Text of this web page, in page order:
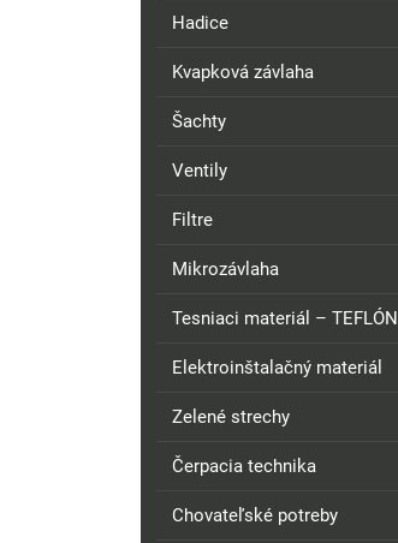
Hadice
Kvapková závlaha
Šachty
Ventily
Filtre
Mikrozávlaha
Tesniaci materiál – TEFLÓN
Elektroinštalačný materiál
Zelené strechy
Čerpacia technika
Chovateľské potreby